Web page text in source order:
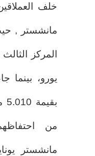
خلف
مانشستر ,
يورو، بينما
من
مانشستر